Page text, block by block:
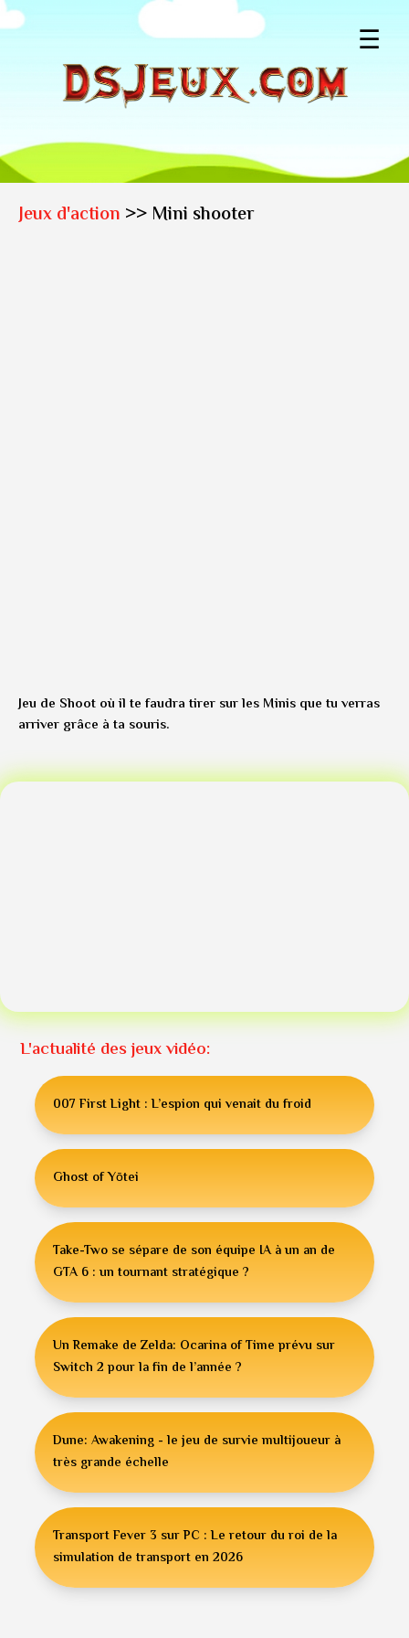
☰
Jeux d'action >> Mini shooter
Jeu de Shoot où il te faudra tirer sur les Minis que tu verras
arriver grâce à ta souris.
L'actualité des jeux vidéo:
007 First Light : L’espion qui venait du froid
Ghost of Yōtei
Take-Two se sépare de son équipe IA à un an de
GTA 6 : un tournant stratégique ?
Un Remake de Zelda: Ocarina of Time prévu sur
Switch 2 pour la fin de l’année ?
Dune: Awakening - le jeu de survie multijoueur à
très grande échelle
Transport Fever 3 sur PC : Le retour du roi de la
simulation de transport en 2026